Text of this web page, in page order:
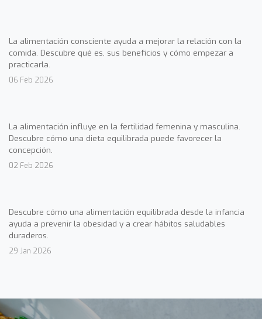
La alimentación consciente ayuda a mejorar la relación con la
comida. Descubre qué es, sus beneficios y cómo empezar a
practicarla.
06 Feb 2026
La alimentación influye en la fertilidad femenina y masculina.
Descubre cómo una dieta equilibrada puede favorecer la
concepción.
02 Feb 2026
Descubre cómo una alimentación equilibrada desde la infancia
ayuda a prevenir la obesidad y a crear hábitos saludables
duraderos.
29 Jan 2026